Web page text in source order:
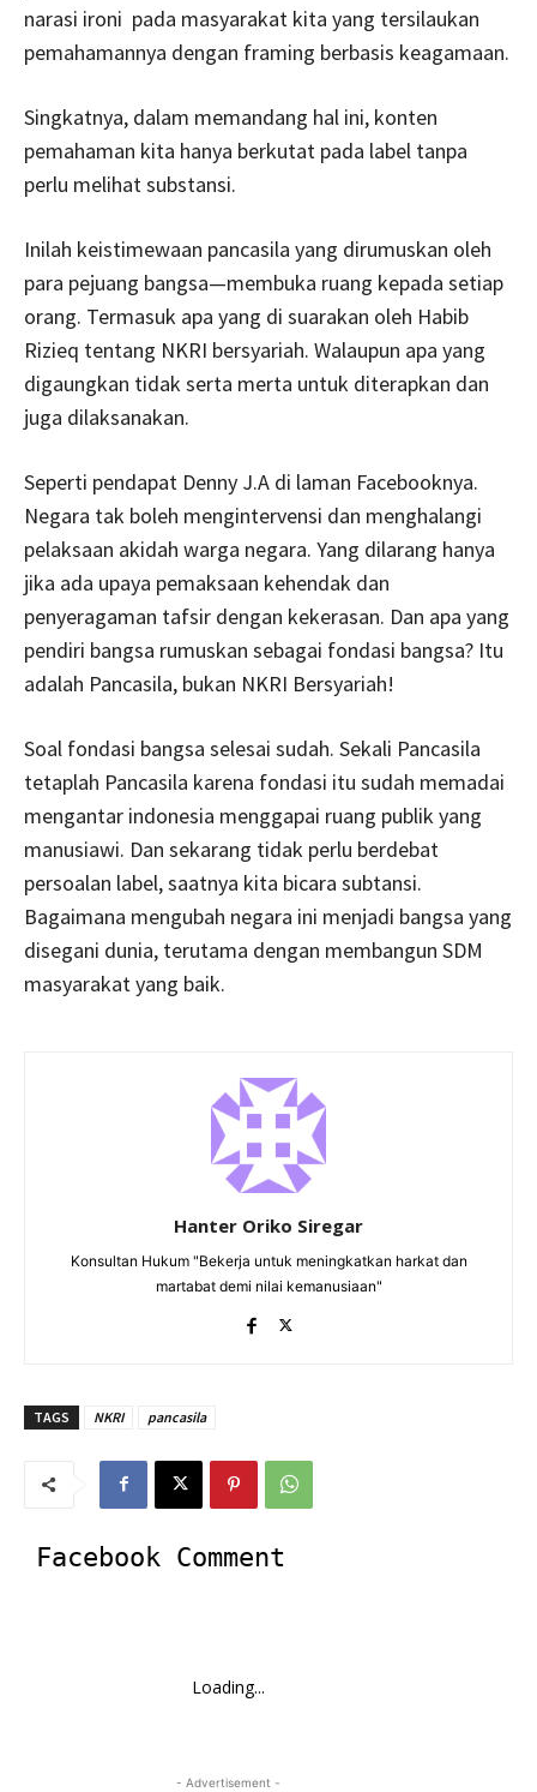
narasi ironi pada masyarakat kita yang tersilaukan
pemahamannya dengan framing berbasis keagamaan.
Singkatnya, dalam memandang hal ini, konten
pemahaman kita hanya berkutat pada label tanpa
perlu melihat substansi.
Inilah keistimewaan pancasila yang dirumuskan oleh
para pejuang bangsa—membuka ruang kepada setiap
orang. Termasuk apa yang di suarakan oleh Habib
Rizieq tentang NKRI bersyariah. Walaupun apa yang
digaungkan tidak serta merta untuk diterapkan dan
juga dilaksanakan.
Seperti pendapat Denny J.A di laman Facebooknya.
Negara tak boleh mengintervensi dan menghalangi
pelaksaan akidah warga negara. Yang dilarang hanya
jika ada upaya pemaksaan kehendak dan
penyeragaman tafsir dengan kekerasan. Dan apa yang
pendiri bangsa rumuskan sebagai fondasi bangsa? Itu
adalah Pancasila, bukan NKRI Bersyariah!
Soal fondasi bangsa selesai sudah. Sekali Pancasila
tetaplah Pancasila karena fondasi itu sudah memadai
mengantar indonesia menggapai ruang publik yang
manusiawi. Dan sekarang tidak perlu berdebat
persoalan label, saatnya kita bicara subtansi.
Bagaimana mengubah negara ini menjadi bangsa yang
disegani dunia, terutama dengan membangun SDM
masyarakat yang baik.
Hanter Oriko Siregar
Konsultan Hukum "Bekerja untuk meningkatkan harkat dan
martabat demi nilai kemanusiaan"
TAGS NKRI pancasila
Facebook Comment
Loading...
- Advertisement -